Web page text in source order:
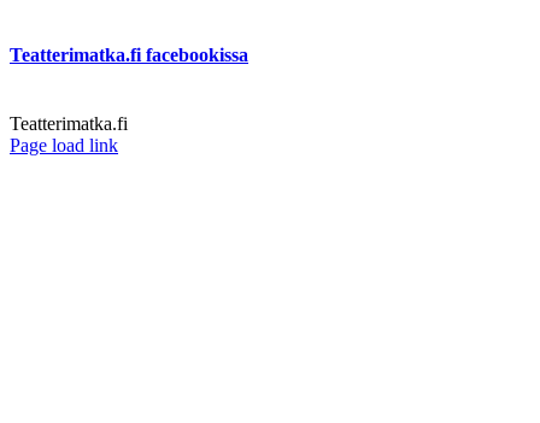
Teatterimatka.fi facebookissa
Teatterimatka.fi
Facebook
Page load link